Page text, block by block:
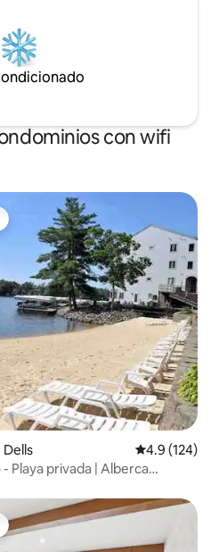
con wifi
Calificación
4.9 (124)
Playa privada | Alberca